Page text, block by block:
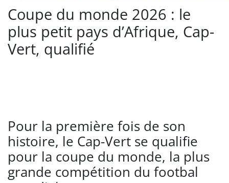
Coupe du monde 2026 : le
plus petit pays d’Afrique, Cap-
Vert, qualifié
Pour la première fois de son
histoire, le Cap-Vert se qualifie
pour la coupe du monde, la plus
grande compétition du footbal